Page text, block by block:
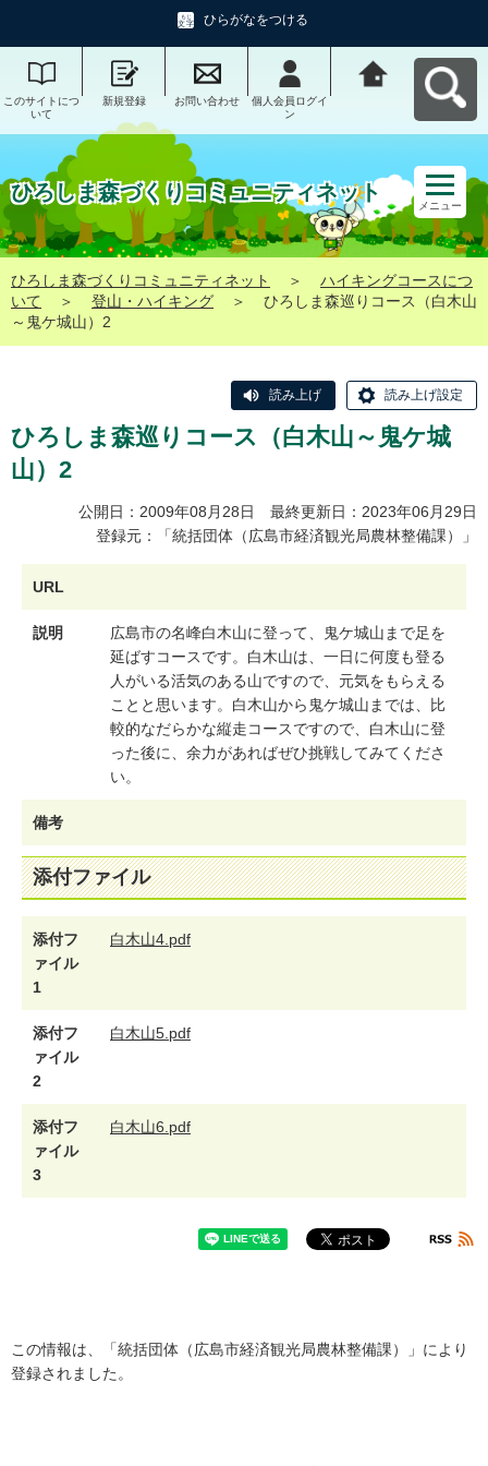
ひらがなをつける
このサイトにつ
いて
新規登録 お問い合わせ
個人会員ログイ
ン
ひろしま森づくりコミュニティネット
メニュー
ひろしま森づくりコミュニティネット ＞
ハイキングコースにつ
いて
＞ 登山・ハイキング ＞
ひろしま森巡りコース（白木山
～鬼ケ城山）2
読み上げ 読み上げ設定
ひろしま森巡りコース（白木山～鬼ケ城
山）2
公開日：2009年08月28日 最終更新日：2023年06月29日
登録元：「統括団体（広島市経済観光局農林整備課）」
URL
説明 広島市の名峰白木山に登って 鬼ケ城山 ま で足を
延ばすコースです。 白木山は 一日に何度も登る
人がいる活気のある山ですので 元気をも ら え る
こ と と 思います。 白木山から 鬼ケ城山 ま では
比
較的なだらかな縦走コースですので 白木山に登
った後に 余力があればぜひ挑戦してみて く ださ
い。
備考
添付ファイル
添付フ
ァイル
1
白木山4.pdf
添付フ
ァイル
2
白木山5.pdf
添付フ
ァイル
3
白木山6.pdf
この情報は、「統括団体（広島市経済観光局農林整備課）」により
登録されました。